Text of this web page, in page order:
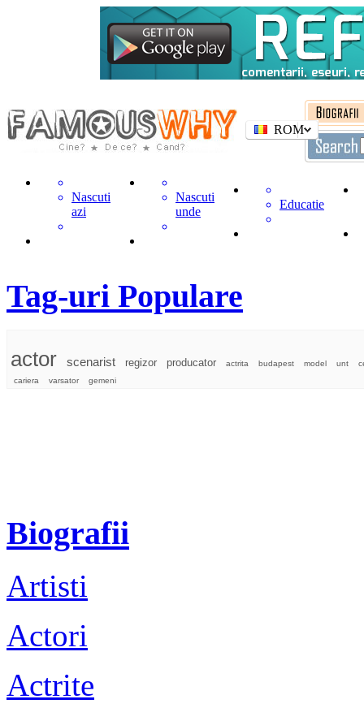
ROM
Nascuti
azi
Nascuti
unde
Educatie
Tag-uri Populare
actor scenarist regizor producator actrita budapest model unt
cariera
varsator gemeni
Biografii
Artisti
Actori
Actrite